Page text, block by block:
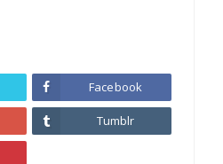
Facebook
Tumblr